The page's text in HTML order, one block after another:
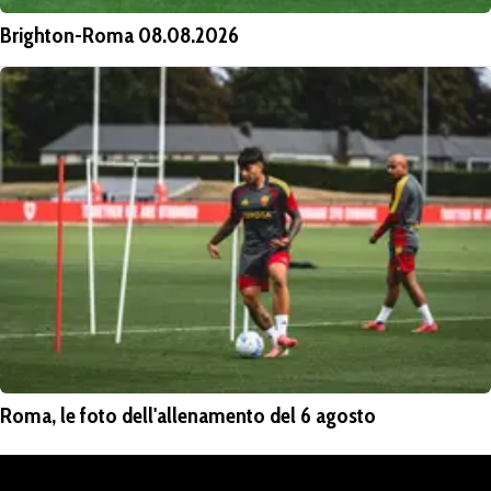
Brighton-Roma 08.08.2026
Roma, le foto dell'allenamento del 6 agosto